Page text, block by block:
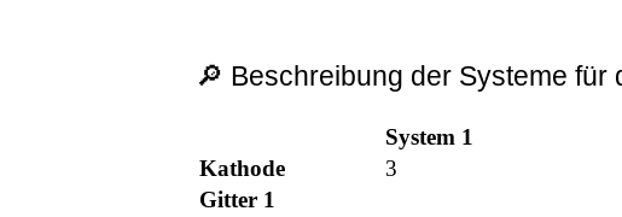
🔎 Beschreibung der Systeme für
System 1
Kathode
3
Gitter 1